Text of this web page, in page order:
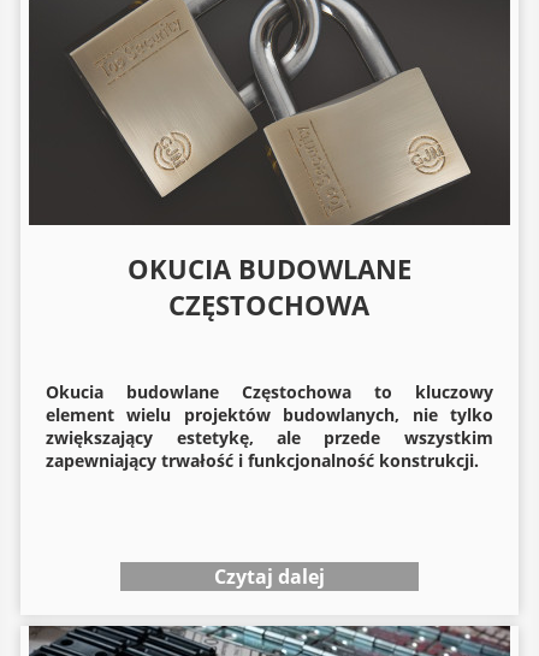
OKUCIA BUDOWLANE
CZĘSTOCHOWA
Okucia budowlane Częstochowa to kluczowy
element wielu projektów budowlanych, nie tylko
zwiększający estetykę, ale przede wszystkim
zapewniający trwałość i funkcjonalność konstrukcji.
Czytaj dalej